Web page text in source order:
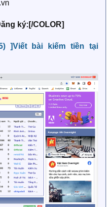
ký:[/COLOR]
]Viết bài kiếm tiền tại